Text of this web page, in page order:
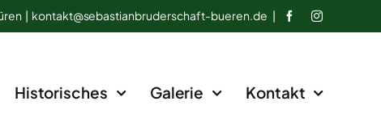
| kontakt@sebastianbruderschaft-bueren.de |
Historisches Galerie Kontakt